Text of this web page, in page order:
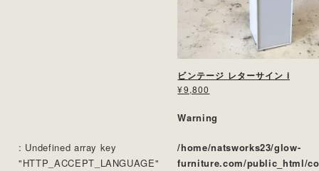
ビンテージ レターサイン i
¥9,800
Warning
: Undefined array key
"HTTP_ACCEPT_LANGUAGE"
/home/natsworks23/glow-
furniture.com/public_html/